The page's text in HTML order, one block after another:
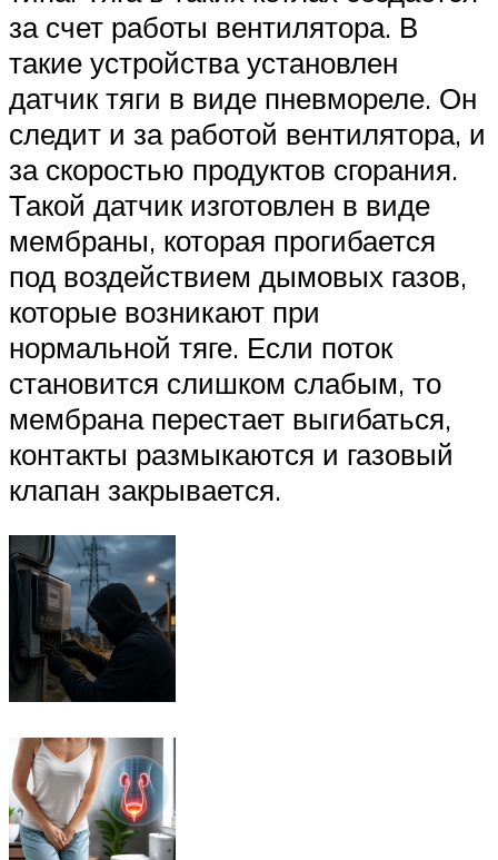
за счет работы вентилятора. В
такие устройства установлен
датчик тяги в виде пневмореле. Он
следит и за работой вентилятора, и
за скоростью продуктов сгорания.
Такой датчик изготовлен в виде
мембраны, которая прогибается
под воздействием дымовых газов,
которые возникают при
нормальной тяге. Если поток
становится слишком слабым, то
мембрана перестает выгибаться,
контакты размыкаются и газовый
клапан закрывается.